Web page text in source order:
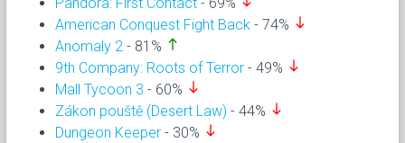
American Conquest Fight Back - 74% south
Anomaly 2 - 81% north
9th Company: Roots of Terror - 49% south
Mall Tycoon 3 - 60% south
Zákon pouště (Desert Law) - 44% south
Dungeon Keeper - 30% south